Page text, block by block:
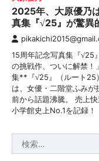
2025年、大原優乃
真集『√25』が驚異
15周年記念写真集『√25
の挑戦作、ついに解禁
集**『√25』（ルート25
は、女優・二階堂ふみ
前から話題沸騰。 売上
小学館史上No.1を記録！
索: